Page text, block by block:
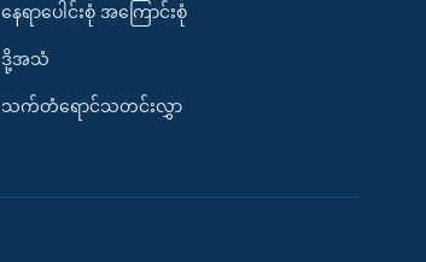
နေရာပေါင်းစုံ အကြောင်းစုံ
ဒို့အသံ
သက်တံရောင်သတင်းလွှာ